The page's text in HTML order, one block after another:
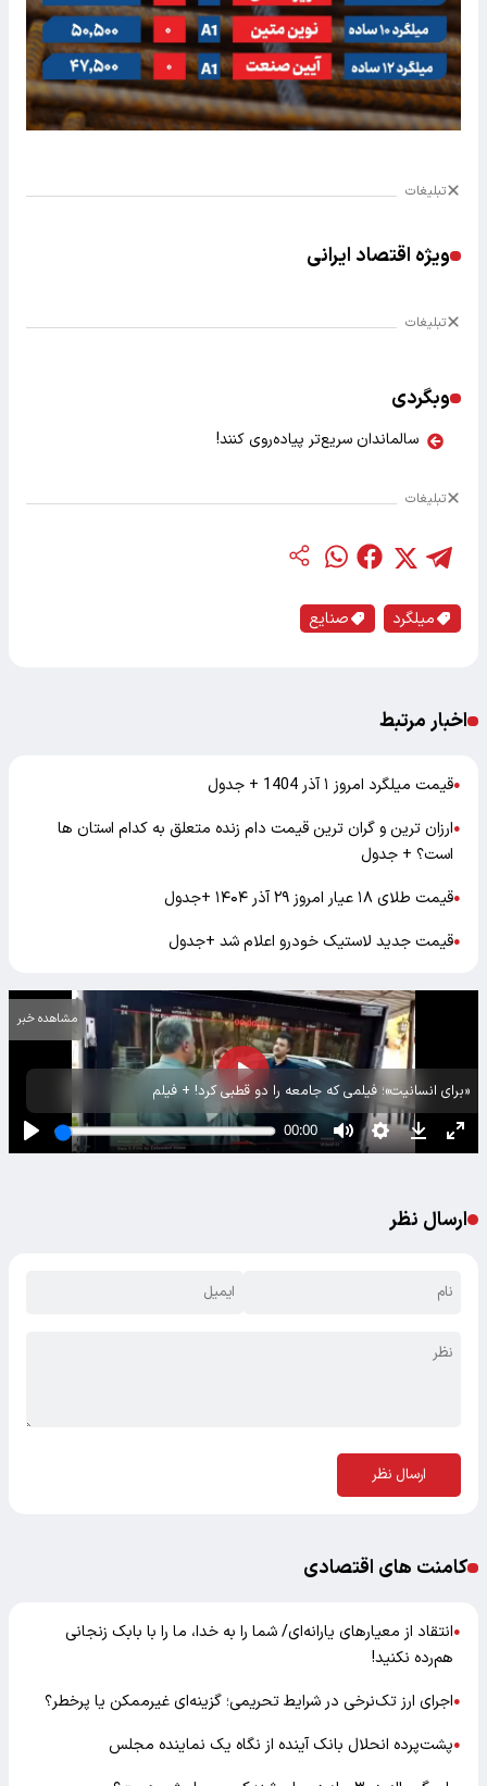
تبلیغات
ویژه اقتصاد ایرانی
تبلیغات
وبگردی
سالماندان سریع‌تر پیاده‌روی کنند!
تبلیغات
میلگرد صنایع
اخبار مرتبط
●قیمت میلگرد امروز ۱ آذر 1404 + جدول
●ارزان ترین و گران ترین قیمت دام زنده متعلق به کدام استان ها
است؟ + جدول
●قیمت طلای ۱۸ عیار امروز ۲۹ آذر ۱۴۰۴ +‌جدول
●قیمت جدید لاستیک خودرو اعلام شد +جدول
«برای انسانیت»؛ فیلمی که جامعه را دو قطبی کرد! + فیلم
مشاهده خبر
ارسال نظر
ارسال نظر
کامنت های اقتصادی
●انتقاد از معیارهای یارانه‌ای/ شما را به خدا، ما را با بابک زنجانی
هم‌رده نکنید!
●اجرای ارز تک‌نرخی در شرایط تحریمی؛ گزینه‌ای غیرممکن یا پرخطر؟
●پشت‌پرده انحلال بانک آینده از نگاه یک نماینده مجلس